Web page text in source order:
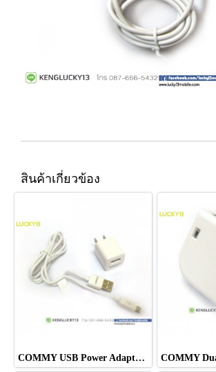
สินค้าเกี่ยวข้อง
COMMY USB Power Adaptor 1A Micro USB cable